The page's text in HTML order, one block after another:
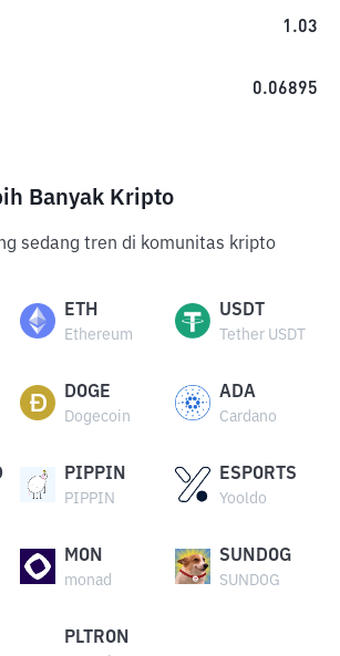
1.03
0.06895
Banyak Kripto
sedang tren di komunitas kripto
ETH
Ethereum
USDT
Tether USDT
DOGE
Dogecoin
ADA
Cardano
PIPPIN
PIPPIN
ESPORTS
Yooldo
MON
monad
SUNDOG
SUNDOG
PLTRON